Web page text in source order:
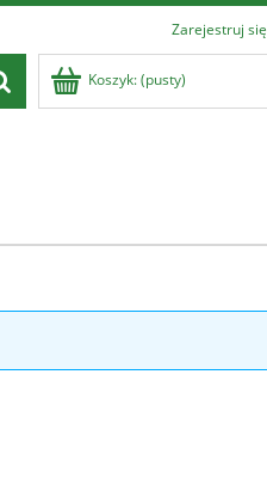
Zarejestruj się
Koszyk:(pusty)